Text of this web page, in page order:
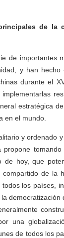
de
de importantes
y han
durante el
estratégica
en el mundo.
y ordenado
hoy, que
de la
los países,
una
de todos los